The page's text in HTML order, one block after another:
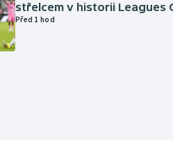
střelcem v historii Leagues
Před 1 hod